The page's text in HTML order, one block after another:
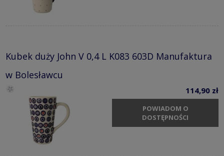
Kubek duży John V 0,4 L K083 603D Manufaktura
w Bolesławcu
114,90 zł
POWIADOM O
DOSTĘPNOŚCI